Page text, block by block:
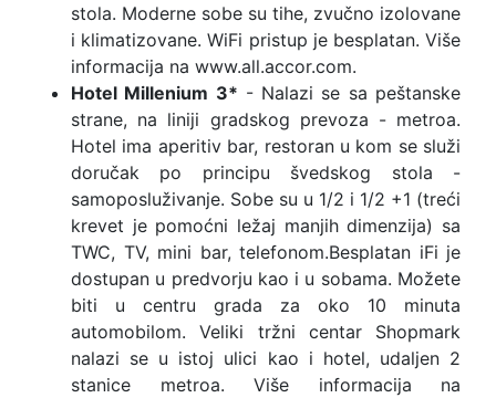
stola. Moderne sobe su tihe, zvučno izolovane
i klimatizovane. WiFi pristup je besplatan. Više
informacija na www.all.accor.com.
Hotel Millenium 3* - Nalazi se sa peštanske
strane, na liniji gradskog prevoza - metroa.
Hotel ima aperitiv bar, restoran u kom se služi
doručak po principu švedskog stola -
samoposluživanje. Sobe su u 1/2 i 1/2 +1 (treći
krevet je pomoćni ležaj manjih dimenzija) sa
TWC, TV, mini bar, telefonom.Besplatan iFi je
dostupan u predvorju kao i u sobama. Možete
biti u centru grada za oko 10 minuta
automobilom. Veliki tržni centar Shopmark
nalazi se u istoj ulici kao i hotel, udaljen 2
stanice metroa. Više informacija na